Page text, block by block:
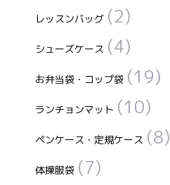
で
ま
す
レッスンバッグ (2)
シューズケース (4)
お弁当袋・コップ袋 (19)
ランチョンマット (10)
ペンケース・定規ケース (8)
体操服袋 (7)